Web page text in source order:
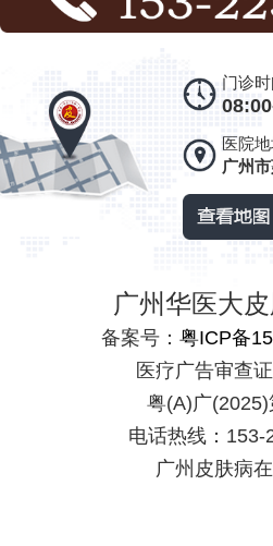
门诊
医院地
广州
广州华医大
备案号： 粤ICP备
医疗广告审查
粤(A)广
电话热线：153-
广州皮肤病